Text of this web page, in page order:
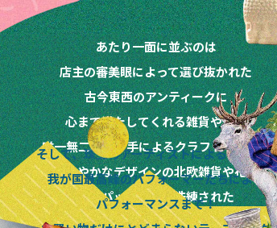
歩みを進めてきました
あたり一面に並ぶのは
店主の審美眼によって選び抜かれた
古今東西のアンティークに
心まで満たしてくれる雑貨や道具
唯一無二の作り手によるクラフトやアート
晴れやかなデザインの北欧雑貨や花々
味もパッケージも洗練された
絶品フードやドリンクなど
そして、珠玉のアーティストによるライブと
我が国最高峰のパフォーマーたちによる
パフォーマンスまで！